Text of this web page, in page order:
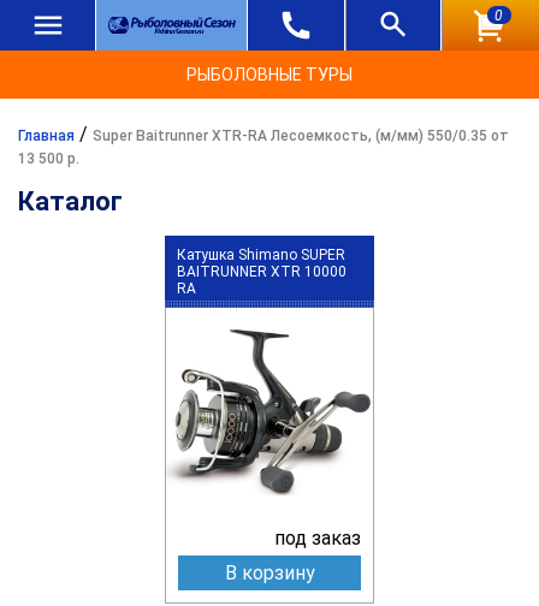
0
РЫБОЛОВНЫЕ ТУРЫ
Главная / Super Baitrunner XTR-RA Лесоемкость, (м/мм) 550/0.35 от
13 500 р.
Каталог
Катушка Shimano SUPER
BAITRUNNER XTR 10000
RA
под заказ
В корзину